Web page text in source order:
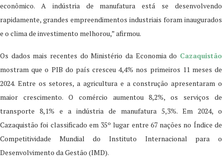
econômico. A indústria de manufatura está se desenvolvendo
rapidamente, grandes empreendimentos industriais foram inaugurados
e o clima de investimento melhorou,” afirmou.
Os dados mais recentes do Ministério da Economia do Cazaquistão
mostram que o PIB do país cresceu 4,4% nos primeiros 11 meses de
2024. Entre os setores, a agricultura e a construção apresentaram o
maior crescimento. O comércio aumentou 8,2%, os serviços de
transporte 8,1% e a indústria de manufatura 5,3%. Em 2024, o
Cazaquistão foi classificado em 35º lugar entre 67 nações no Índice de
Competitividade Mundial do Instituto Internacional para o
Desenvolvimento da Gestão (IMD).